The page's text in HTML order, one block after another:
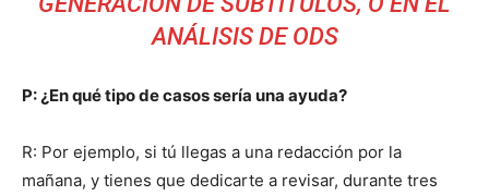
ANÁLISIS DE ODS
P: ¿En qué tipo de casos sería una ayuda?
R: Por ejemplo, si tú llegas a una redacción por la
mañana, y tienes que dedicarte a revisar, durante tres